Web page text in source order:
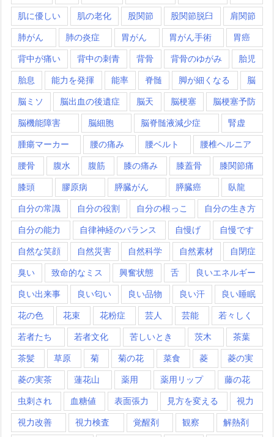
肌に優しい 肌の老化 股関節 股関節脱臼 肩関節
肺がん 肺の炎症 胃がん 胃がん手術 胃癌
背中が痛い 背中の刺青 背骨 背骨のゆがみ 胎児
胎息 能力を発揮 能率 脊髄 脚が細くなる 脳
脳ミソ 脳出血の後遺症 脳天 脳梗塞 脳梗塞予防
脳機能障害 脳細胞 脳脊髄液減少症 腎虚
腫瘍マーカー 腰の痛み 腰ベルト 腰椎ヘルニア
腰骨 腹水 腹筋 膝の痛み 膝蓋骨 膝関節痛
膝頭 膠原病 膵臓がん 膵臓癌 臥龍
自分の常識 自分の役割 自分の根っこ 自分の生き方
自分の能力 自律神経のバランス 自慢げ 自慢です
自然な笑顔 自然災害 自然科学 自然素材 自閉症
臭い 致命的なミス 興奮状態 舌 良いエネルギー
良い出来事 良い匂い 良い品物 良い汗 良い睡眠
花の色 花束 花粉症 芸人 芸能 若々しく
若者たち 若者文化 苦しいとき 茨木 茶葉
茶髪 草原 菊 菊の花 菜食 菱 菱の実
菱の実茶 蓮花山 薬用 薬用リップ 藤の花
虫刺され 血糖値 表面張力 見方を変える 視力
視力改善 視力検査 覚醒剤 観察 解熱剤